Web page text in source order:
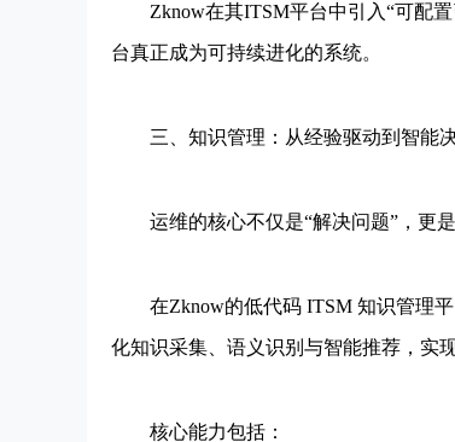
Zknow在其ITSM平台中引入“可配置
台真正成为可持续进化的系统。
三、知识管理：从经验驱动到智能
运维的核心不仅是“解决问题”，更是
在Zknow的低代码 ITSM 知识管理平
化知识采集、语义识别与智能推荐，实
核心能力包括：